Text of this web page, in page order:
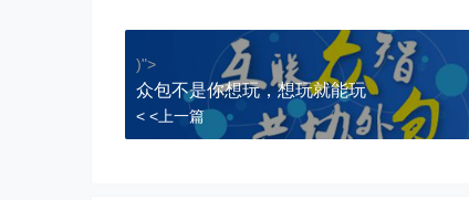
)">
众包不是你想玩，想玩就能玩
< <上一篇